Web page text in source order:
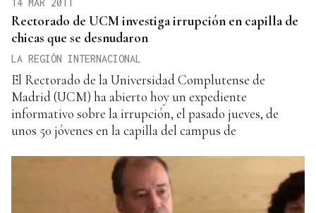
Rectorado de UCM investiga irrupción en capilla de
chicas que se desnudaron
LA REGIÓN INTERNACIONAL
El Rectorado de la Universidad Complutense de
Madrid (UCM) ha abierto hoy un expediente
informativo sobre la irrupción, el pasado jueves, de
unos 50 jóvenes en la capilla del campus de